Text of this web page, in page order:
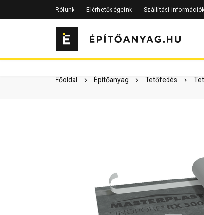
Rólunk Elérhetőségeink Szállítási információk
Főoldal Építőanyag Tetőfedés
Szükséged lehet rá